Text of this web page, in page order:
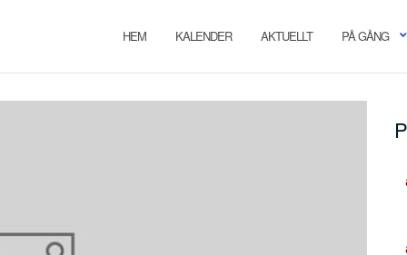
HEM KALENDER AKTUELLT PÅ GÅNG